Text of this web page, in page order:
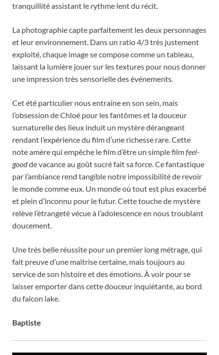
tranquillité assistant le rythme lent du récit.
La photographie capte parfaitement les deux personnages
et leur environnement. Dans un ratio 4/3 très justement
exploité, chaque image se compose comme un tableau,
laissant la lumière jouer sur les textures pour nous donner
une impression très sensorielle des événements.
Cet été particulier nous entraîne en son sein, mais
l’obsession de Chloé pour les fantômes et la douceur
surnaturelle des lieux induit un mystère dérangeant
rendant l’expérience du film d’une richesse rare. Cette
note amère qui empêche le film d’être un simple filmfeel-
goodde vacance au goût sucré fait sa force. Ce fantastique
par l’ambiance rend tangible notre impossibilité de revoir
le monde comme eux. Un monde où tout est plus exacerbé
et plein d’inconnu pour le futur. Cette touche de mystère
relève l’étrangeté vécue à l’adolescence en nous troublant
doucement.
Une très belle réussite pour un premier long métrage, qui
fait preuve d’une maîtrise certaine, mais toujours au
service de son histoire et des émotions. À voir pour se
laisser emporter dans cette douceur inquiétante, au bord
du falcon lake.
Baptiste